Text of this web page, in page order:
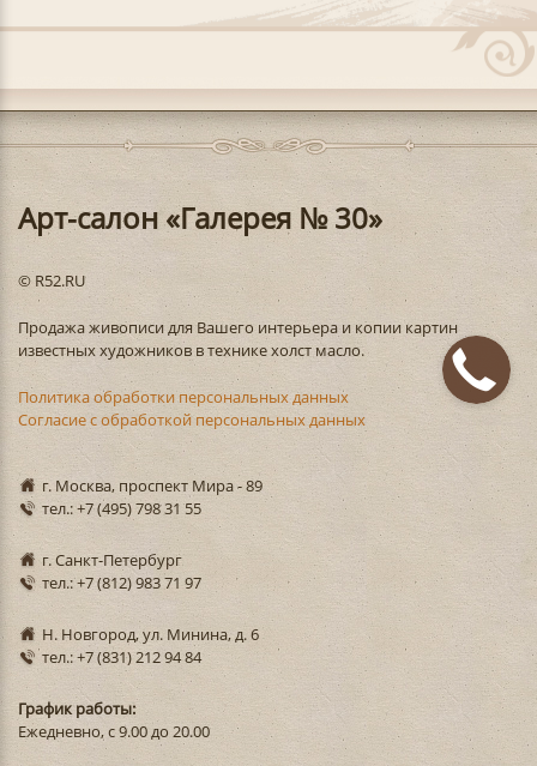
Арт-салон «Галерея № 30»
© R52.RU
Продажа живописи для Вашего интерьера и копии картин
известных художников в технике холст масло.
Политика обработки персональных данных
Согласие с обработкой персональных данных
г. Москва, проспект Мира - 89
тел.: +7 (495) 798 31 55
г. Санкт-Петербург
тел.: +7 (812) 983 71 97
Н. Новгород, ул. Минина, д. 6
тел.: +7 (831) 212 94 84
График работы:
Ежедневно, с 9.00 до 20.00